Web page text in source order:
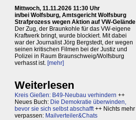
Mittwoch, 11.11.2026 11:30 Uhr
in/bei Wolfsburg, Amtsgericht Wolfsburg
Strafprozess wegen Aktion auf VW-Gelände
Der Zug, der Braunkohle für das VW-eigene
Kraftwerk bringt, wurde blockiert. Mit dabei
war der Journalist Jörg Bergstedt, der wegen
seinen kritischen Filmen bei der Justiz und
Polizei in Raum Braunschweig/Wolfsburg
verhasst ist. [mehr]
Weiterlesen
Kreis Gießen: B49-Neubau verhindern ++
Neues Buch: Die Demokratie überwinden,
bevor sie sich selbst abschafft++ Nichts mehr
verpassen: Mailverteiler&Chats